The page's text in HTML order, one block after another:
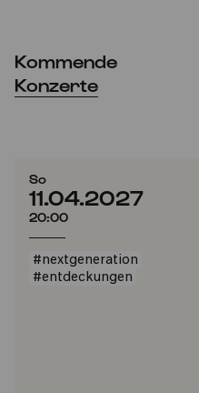
Kommende
Konzerte
So
11.04.2027
20:00
#nextgeneration
#entdeckungen